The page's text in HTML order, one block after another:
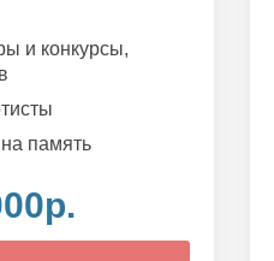
и конкурсы,
память